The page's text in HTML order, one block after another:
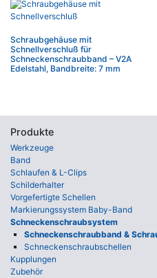
Schraubgehäuse mit
Schnellverschluß für
Schneckenschraubband – V2A
Edelstahl, Bandbreite: 7 mm
Produkte
Werkzeuge
Band
Schlaufen & L-Clips
Schilderhalter
Vorgefertigte Schellen
Markierungssystem Baby-Band
Schneckenschraubsystem
Schnecken­schraub­band &
Schneckenschraubschellen
Kupplungen
Zubehör